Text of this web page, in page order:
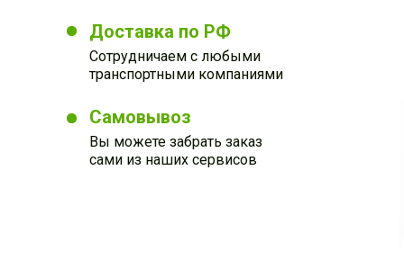
Доставка по РФ
Сотрудничаем с любыми
транспортными компаниями
Самовывоз
Вы можете забрать заказ
сами из наших сервисов